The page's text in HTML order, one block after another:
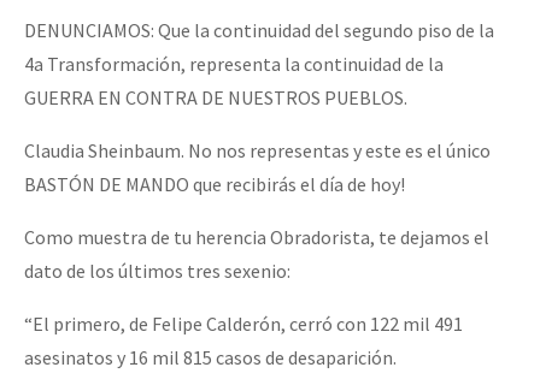
DENUNCIAMOS: Que la continuidad del segundo piso de la
4a Transformación, representa la continuidad de la
GUERRA EN CONTRA DE NUESTROS PUEBLOS.
Claudia Sheinbaum. No nos representas y este es el único
BASTÓN DE MANDO que recibirás el día de hoy!
Como muestra de tu herencia Obradorista, te dejamos el
dato de los últimos tres sexenio:
“El primero, de Felipe Calderón, cerró con 122 mil 491
asesinatos y 16 mil 815 casos de desaparición.